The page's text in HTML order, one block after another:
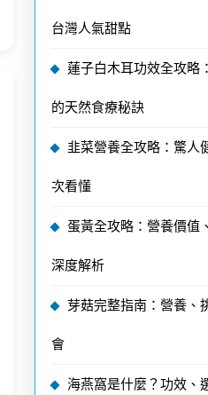
台灣人氣甜點
蓮子白木耳功效全攻略
的天然食療秘訣
韭菜營養全攻略：驚人
次看懂
蛋黃全攻略：營養價值
深度解析
芽菇完整指南：營養、
會
海燕窩是什麼？功效、